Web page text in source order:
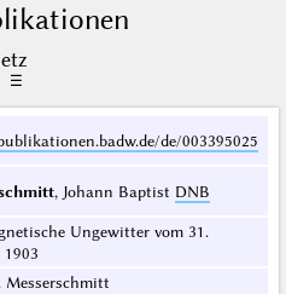
☰
de/003395025
, Johann Baptist DNB
Ungewitter vom 31.
Messerschmitt